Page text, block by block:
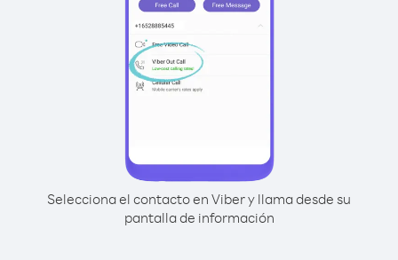
Selecciona el contacto en Viber y llama desde su
pantalla de información